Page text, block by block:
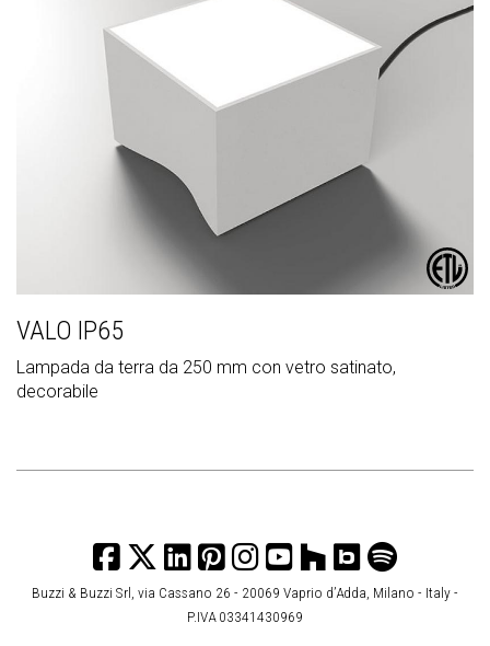
VALO IP65
Lampada da terra da 250 mm con vetro satinato,
decorabile
Buzzi & Buzzi Srl, via Cassano 26 - 20069 Vaprio d’Adda, Milano - Italy -
P.IVA 03341430969